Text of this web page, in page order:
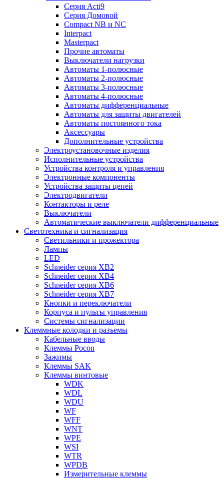
Серия Acti9
Серия Домовой
Compact NB и NC
Interpact
Masterpact
Прочие автоматы
Выключатели нагрузки
Автоматы 1-полюсные
Автоматы 2-полюсные
Автоматы 3-полюсные
Автоматы 4-полюсные
Автоматы дифференциальные
Автоматы для защиты двигателей
Автоматы постоянного тока
Аксессуары
Дополнительные устройства
Электроустановочные изделия
Исполнительные устройства
Устройства контроля и управления
Электронные компоненты
Устройства защиты цепей
Электродвигатели
Контакторы и реле
Выключатели
Автоматические выключатели дифференциальные
Светотехника и сигнализация
Светильники и прожектора
Лампы
LED
Schneider серия XB2
Schneider серия XB4
Schneider серия XB6
Schneider серия XB7
Кнопки и переключатели
Корпуса и пульты управления
Системы сигнализации
Клеммные колодки и разъемы
Кабельные вводы
Клеммы Pocon
Зажимы
Клеммы SAK
Клеммы винтовые
WDK
WDL
WDU
WF
WFF
WNT
WPE
WSI
WTR
WPDB
Измерительные клеммы